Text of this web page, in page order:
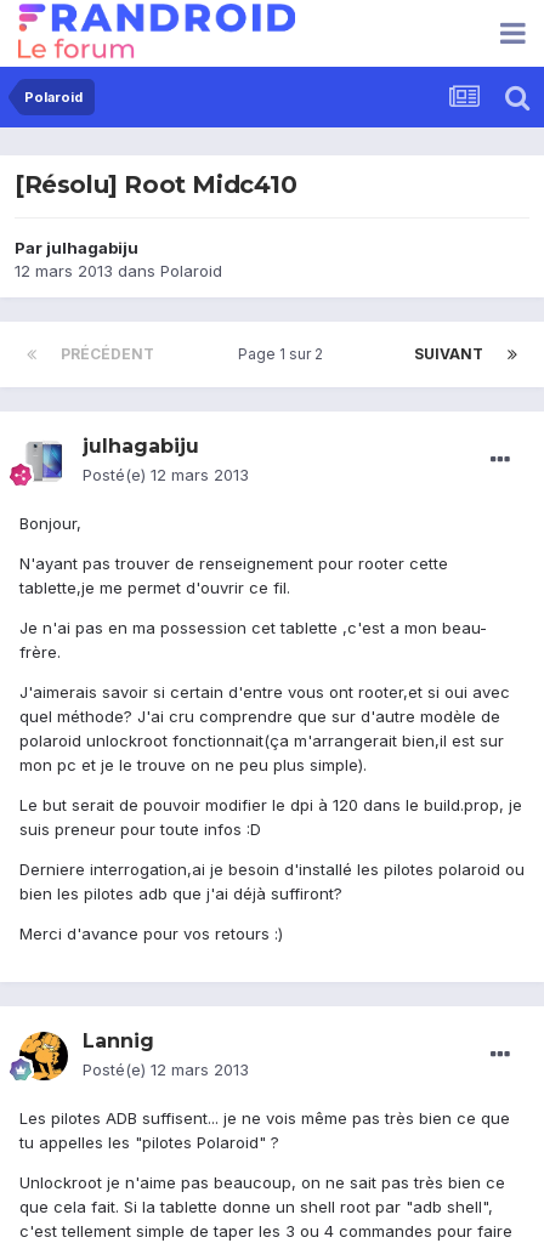
Polaroid
[Résolu] Root Midc410
Par julhagabiju
12 mars 2013 dans Polaroid
PRÉCÉDENT SUIVANT
Page 1 sur 2
julhagabiju
Posté(e) 12 mars 2013
Bonjour,
N'ayant pas trouver de renseignement pour rooter cette
tablette,je me permet d'ouvrir ce fil.
Je n'ai pas en ma possession cet tablette ,c'est a mon beau-
frère.
J'aimerais savoir si certain d'entre vous ont rooter,et si oui avec
quel méthode? J'ai cru comprendre que sur d'autre modèle de
polaroid unlockroot fonctionnait(ça m'arrangerait bien,il est sur
mon pc et je le trouve on ne peu plus simple).
Le but serait de pouvoir modifier le dpi à 120 dans le build.prop, je
suis preneur pour toute infos :D
Derniere interrogation,ai je besoin d'installé les pilotes polaroid ou
bien les pilotes adb que j'ai déjà suffiront?
Merci d'avance pour vos retours :)
Lannig
Posté(e) 12 mars 2013
Les pilotes ADB suffisent... je ne vois même pas très bien ce que
tu appelles les "pilotes Polaroid" ?
Unlockroot je n'aime pas beaucoup, on ne sait pas très bien ce
que cela fait. Si la tablette donne un shell root par "adb shell",
c'est tellement simple de taper les 3 ou 4 commandes pour faire